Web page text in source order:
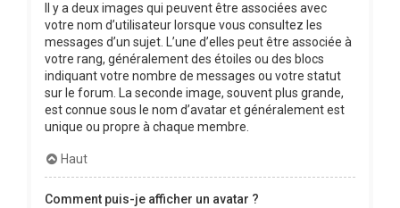
Il y a deux images qui peuvent être associées avec
votre nom d’utilisateur lorsque vous consultez les
messages d’un sujet. L’une d’elles peut être associée à
votre rang, généralement des étoiles ou des blocs
indiquant votre nombre de messages ou votre statut
sur le forum. La seconde image, souvent plus grande,
est connue sous le nom d’avatar et généralement est
unique ou propre à chaque membre.
Haut
Comment puis-je afficher un avatar ?